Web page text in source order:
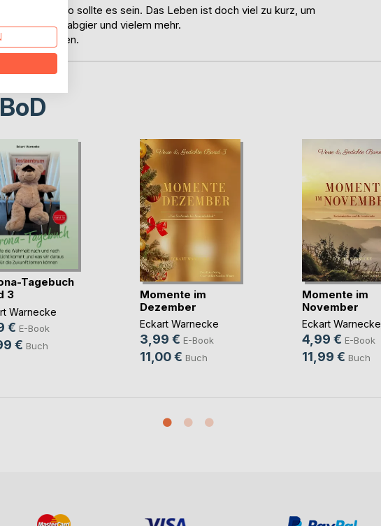
genau so sollte es sein. Das Leben ist doch viel zu kurz, um
Kriegen, Habgier und vielem mehr.
zu besinnen.
BoD
Tagebuch
3
Warnecke
€ E-Book
€ Buch
Momente im
Dezember
Eckart Warnecke
3,99 € E-Book
11,00 € Buch
Momente im
November
Eckart Warnecke
4,99 € E-Book
11,99 € Buch